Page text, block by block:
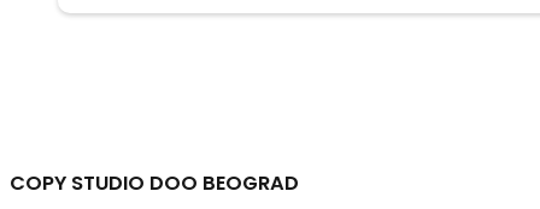
COPY STUDIO DOO BEOGRAD